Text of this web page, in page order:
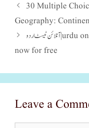
30 Multiple
Geography:
آنلائن ٹیسٹ اردو|urdu online test series for ctet 2024, join
now for free
Leave a